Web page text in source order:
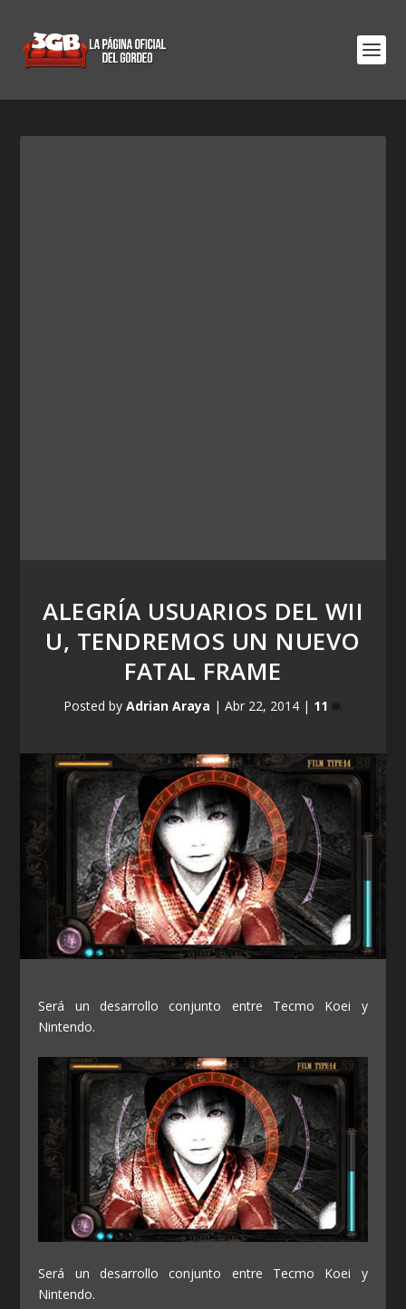
ALEGRÍA USUARIOS DEL WII
U, TENDREMOS UN NUEVO
FATAL FRAME
Posted by Adrian Araya | Abr 22, 2014 | 11
Será un desarrollo conjunto entre Tecmo Koei y
Nintendo.
Será un desarrollo conjunto entre Tecmo Koei y
Nintendo.